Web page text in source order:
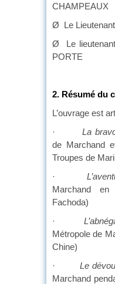
CHAMPEAUX
Ø Le
Ø Le
PORTE
2. Résumé du
L’ouvrage est
·La
de Marchand
Troupes de
·
Marchand
Fachoda)
·
Métropole de
Chine)
·Le
Marchand